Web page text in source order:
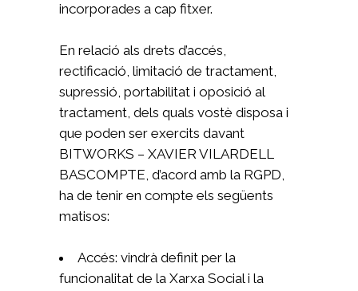
incorporades a cap fitxer.
En relació als drets d’accés,
rectificació, limitació de tractament,
supressió, portabilitat i oposició al
tractament, dels quals vostè disposa i
que poden ser exercits davant
BITWORKS – XAVIER VILARDELL
BASCOMPTE, d’acord amb la RGPD,
ha de tenir en compte els següents
matisos:
Accés: vindrà definit per la
funcionalitat de la Xarxa Social i la